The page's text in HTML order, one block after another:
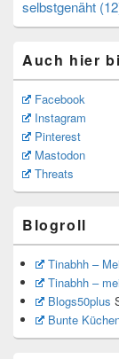
selbstgenäht
Auch hier
Facebook
Instagram
Pinterest
Mastodon
Threats
Blogroll
Tinabhh –
Tinabhh –
Blogs50plus
Bunte